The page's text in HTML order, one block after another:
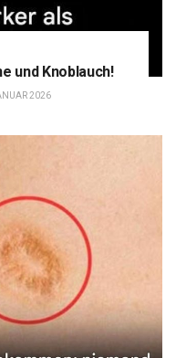
und Knoblauch!
2026